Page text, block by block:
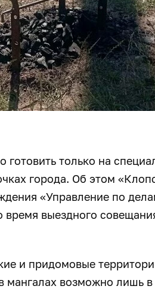
только на
города. Об этом
«Управление по
выездного
и придомовые
возможно лишь в